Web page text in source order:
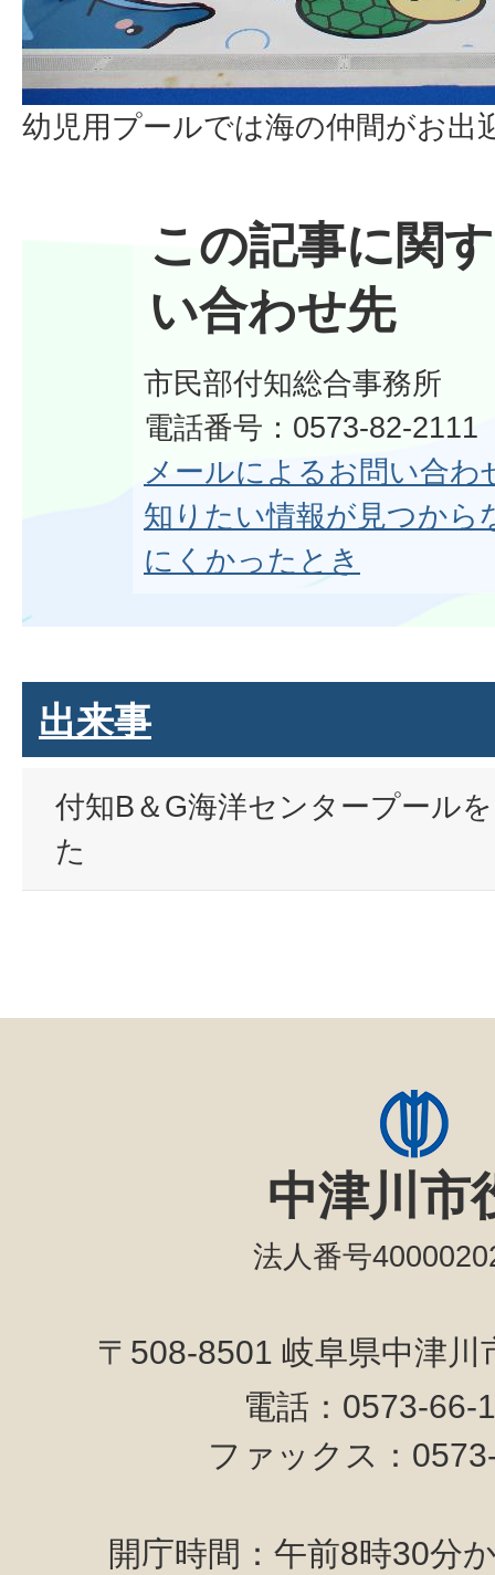
幼児用プールでは海の仲間がお出
この記事に関
い合わせ先
市民部付知総合事務所
電話番号：0573-82-2111
メールによるお問い合わ
知りたい情報が見つから
にくかったとき
出来事
付知B＆G海洋センタープール
た
中津川市
法人番号
〒508-8501 岐阜県中津
電話：0573-
ファックス：
開庁時間：午前8時30分